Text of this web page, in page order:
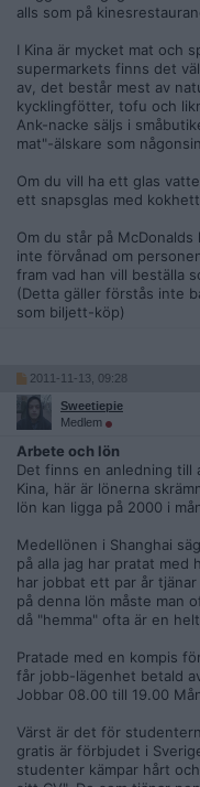
alls som på
I Kina är mycket mat och
supermarkets finns det
av, det består mest av
kycklingfötter, tofu och
Ank-nacke säljs i
mat"-älskare som
Om du vill ha ett glas
ett snapsglas med
Om du står på
inte förvånad om
fram vad han vill beställa
(Detta gäller förstås inte
som biljett-köp)
2011-11-13, 09:28
Sweetiepie
Medlem
Arbete och lön
Det finns en anledning
Kina, här är lönerna
lön kan ligga på 2000 i
Medellönen i Shanghai
på alla jag har pratat med
har jobbat ett par år
på denna lön måste man
då "hemma" ofta är en
Pratade med en kompis
får jobb-lägenhet betald
Jobbar 08.00 till 19.00
Värst är det för
gratis är förbjudet i
studenter kämpar hårt